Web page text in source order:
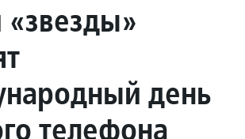
день
телефона